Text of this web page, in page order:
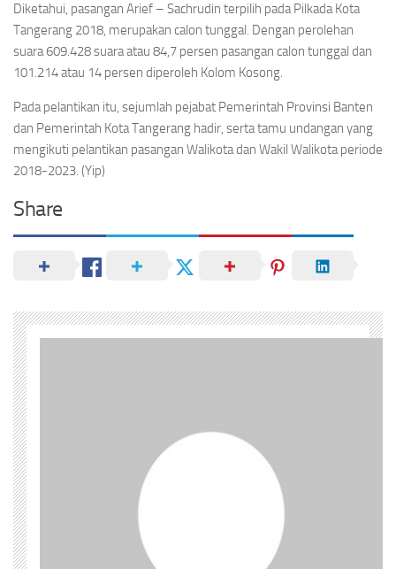
Diketahui, pasangan Arief – Sachrudin terpilih pada Pilkada Kota
Tangerang 2018, merupakan calon tunggal. Dengan perolehan
suara 609.428 suara atau 84,7 persen pasangan calon tunggal dan
101.214 atau 14 persen diperoleh Kolom Kosong.
Pada pelantikan itu, sejumlah pejabat Pemerintah Provinsi Banten
dan Pemerintah Kota Tangerang hadir, serta tamu undangan yang
mengikuti pelantikan pasangan Walikota dan Wakil Walikota periode
2018-2023. (Yip)
Share